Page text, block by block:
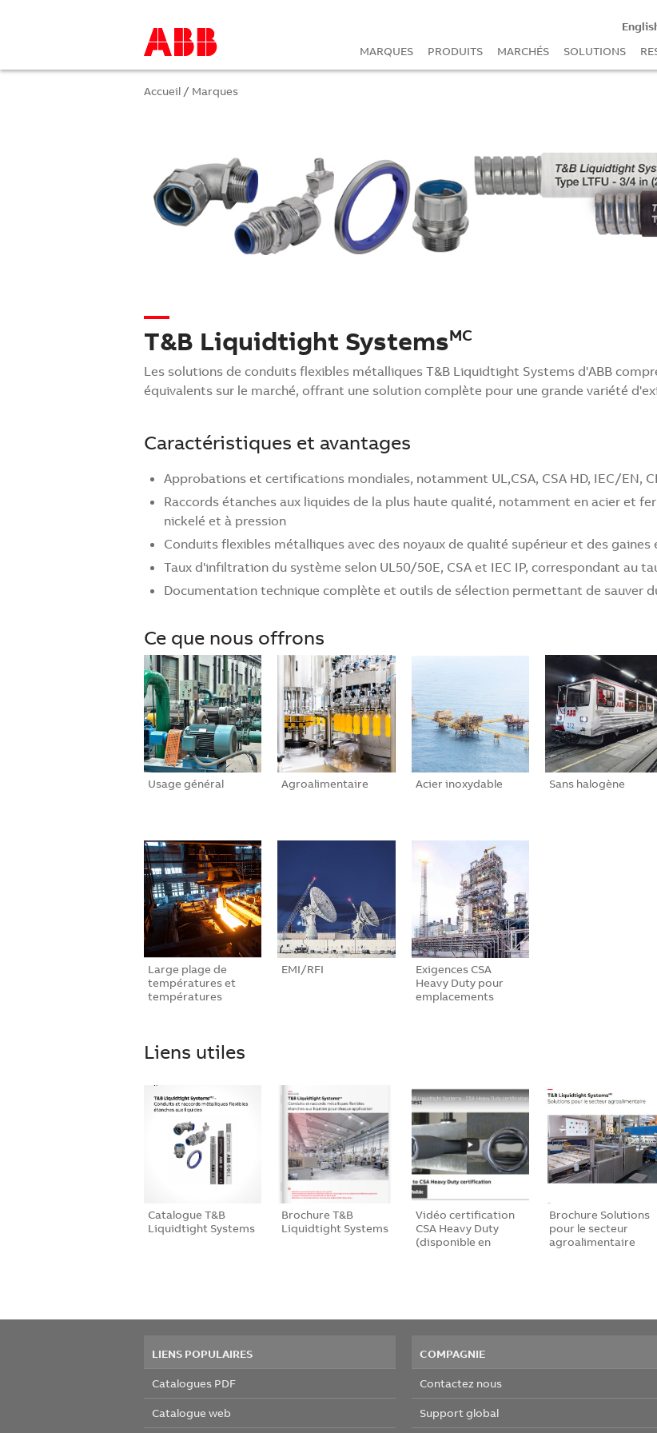
MARQUES
PRODUITS MARCHÉS SOLUTIONS
Accueil / Marques
T&B Liquidtight SystemsMC
Les solutions de conduits flexibles métalliques T&B Liquidtight Systems d'ABB
équivalents sur le marché, offrant une solution complète pour une grande variété
Caractéristiques et avantages
Approbations et certifications mondiales, notamment UL,CSA, CSA HD, IEC/EN,
Raccords étanches aux liquides de la plus haute qualité, notamment en acier et
nickelé et à pression
Conduits flexibles métalliques avec des noyaux de qualité supérieur et des gaines
Taux d'infiltration du système selon UL50/50E, CSA et IEC IP, correspondant au
Documentation technique complète et outils de sélection permettant de sauver
Ce que nous offrons
Usage général Agroalimentaire Acier inoxydable Sans halogène
Large plage de
températures et
températures
EMI/RFI
Exigences CSA
Heavy Duty pour
emplacements
Liens utiles
Catalogue T&B
Liquidtight Systems
Brochure T&B
Liquidtight Systems
Vidéo certification
CSA Heavy Duty
(disponible en
Brochure Solutions
pour le secteur
agroalimentaire
LIENS POPULAIRES
Catalogues PDF
Catalogue web
COMPAGNIE
Contactez nous
Support global